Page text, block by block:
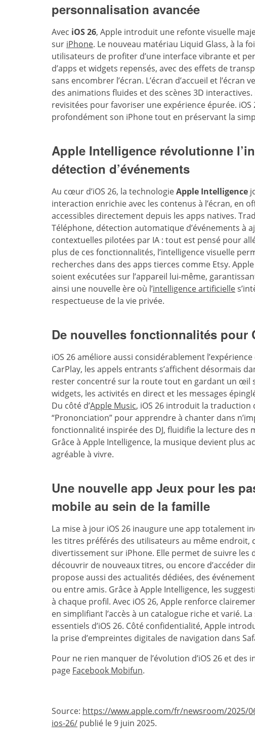
personnalisation avancée
Avec iOS 26, Apple introduit une refonte visuelle
sur iPhone. Le nouveau matériau Liquid Glass, à la
utilisateurs de profiter d’une interface vibrante et
d’apps et widgets repensés, avec des effets de
sans encombrer l’écran. L’écran d’accueil et
des animations fluides et des scènes 3D
revisitées pour favoriser une expérience épurée.
profondément son iPhone tout en préservant la
Apple Intelligence révolutionne
détection d’événements
Au cœur d’iOS 26, la technologieApple Intelligence
interaction enrichie avec les contenus à l’écran, en
accessibles directement depuis les apps natives.
Téléphone, détection automatique d’événements à
contextuelles pilotées par IA : tout est pensé pour
plus de ces fonctionnalités, l’intelligence visuelle
recherches dans des apps tierces comme Etsy.
soient exécutées sur l’appareil lui-même,
ainsi une nouvelle ère où l’intelligence artificielle
respectueuse de la vie privée.
De nouvelles fonctionnalités pour
iOS 26 améliore aussi considérablement
CarPlay, les appels entrants s’affichent désormais
rester concentré sur la route tout en gardant un œil
widgets, les activités en direct et les messages
Du côté d’Apple Music, iOS 26 introduit la
“Prononciation” pour apprendre à chanter dans
fonctionnalité inspirée des DJ, fluidifie la lecture
Grâce à Apple Intelligence, la musique devient plus
agréable à vivre.
Une nouvelle app Jeux pour les
mobile au sein de la famille
La mise à jour iOS 26 inaugure une app totalement
les titres préférés des utilisateurs au même
divertissement sur iPhone. Elle permet de suivre les
découvrir de nouveaux titres, ou encore d’accéder
propose aussi des actualités dédiées, des
ou entre amis. Grâce à Apple Intelligence, les
à chaque profil. Avec iOS 26, Apple renforce
en simplifiant l’accès à un catalogue riche et varié.
essentiels d’iOS 26. Côté confidentialité, Apple
la prise d’empreintes digitales de navigation dans
Pour ne rien manquer de l’évolution d’iOS 26 et
page Facebook Mobifun.
Source: https://www.apple.com/fr/newsroom/2025/
ios-26/ publié le 9 juin 2025.